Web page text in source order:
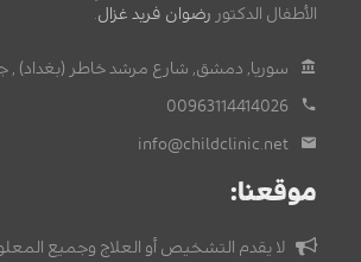
الأطفال الدكتور رضوان فريد غزال.
سوريا, دمشق, شارع مرشد خاطر (بغداد) ,
00963114414026
info@childclinic.net
موقعنا:
لا يقدم التشخيص أو العلاج وجميع